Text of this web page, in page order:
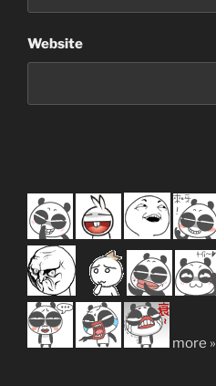
Website
more »